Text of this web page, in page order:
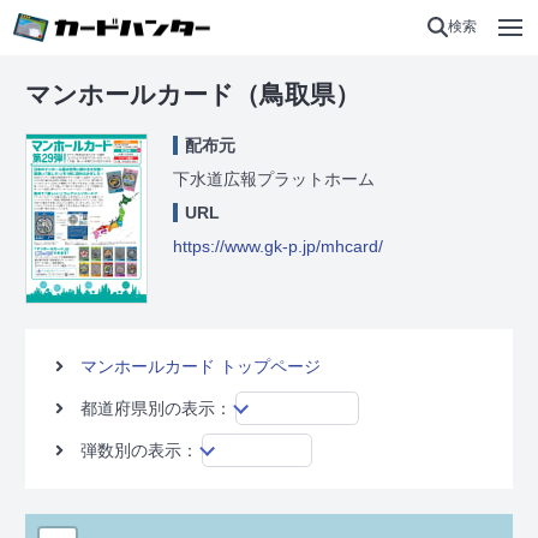
検索
マンホールカード（鳥取県）
配布元
下水道広報プラットホーム
URL
https://www.gk-p.jp/mhcard/
マンホールカード トップページ
都道府県別の表示：
弾数別の表示：